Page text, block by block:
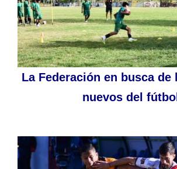
La Federación en busca
nuevos del fútbol